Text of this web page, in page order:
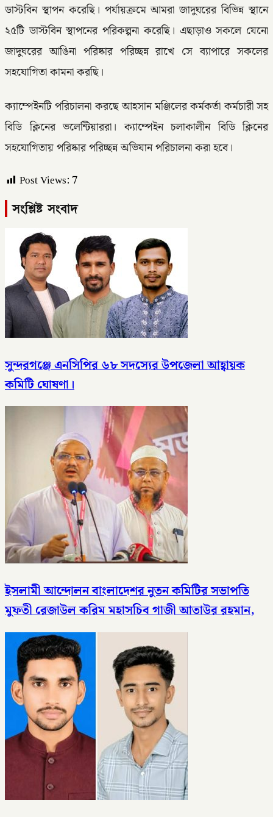
ডাস্টবিন স্থাপন করেছি। পর্যায়ক্রমে আমরা জাদুঘরের বিভিন্ন স্থানে
২৫টি ডাস্টবিন স্থাপনের পরিকল্পনা করেছি। এছাড়াও সকলে যেনো
জাদুঘরের আঙিনা পরিষ্কার পরিচ্ছন্ন রাখে সে ব্যাপারে সকলের
সহযোগিতা কামনা করছি।
ক্যাম্পেইনটি পরিচালনা করছে আহসান মঞ্জিলের কর্মকর্তা কর্মচারী সহ
বিডি ক্লিনের ভলেন্টিয়াররা। ক্যাম্পেইন চলাকালীন বিডি ক্লিনের
সহযোগিতায় পরিষ্কার পরিচ্ছন্ন অভিযান পরিচালনা করা হবে।
Post Views: 7
সংশ্লিষ্ট সংবাদ
সুন্দরগঞ্জে এনসিপির ৬৮ সদস্যের উপজেলা আহ্বায়ক
কমিটি ঘোষণা।
ইসলামী আন্দোলন বাংলাদেশর নুতন কমিটির সভাপতি
মুফতী রেজাউল করিম মহাসচিব গাজী আতাউর রহমান,